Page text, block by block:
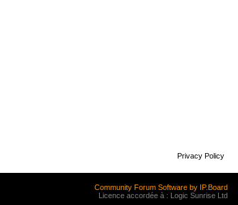
Privacy Policy
Community Forum Software by IP.Board
Licence accordée à : Logic Sunrise Ltd